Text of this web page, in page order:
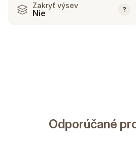
Zakryť výsev
Nie ?
Odporúčané